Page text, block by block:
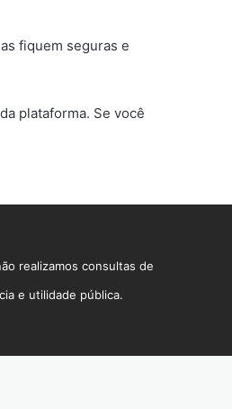
fiquem seguras e
plataforma. Se você
realizamos consultas de
e utilidade pública.